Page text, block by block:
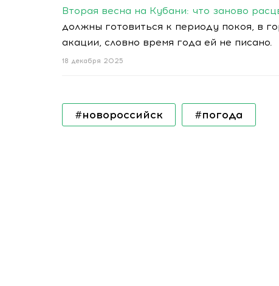
Вторая весна на Кубани: что заново
должны готовиться к периоду покоя, в
акации, словно время года ей не писано.
18 декабря 2025
#новороссийск #погода